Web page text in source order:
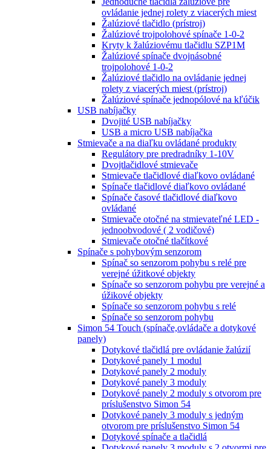
ovládanie jednej rolety z viacerých miest
Žalúziové tlačidlo (prístroj)
Žalúziové trojpolohové spínače 1-0-2
Kryty k žalúziovému tlačidlu SZP1M
Žalúziové spínače dvojnásobné
trojpolohové 1-0-2
Žalúziové tlačidlo na ovládanie jednej
rolety z viacerých miest (prístroj)
Žalúziové spínače jednopólové na kľúčik
USB nabíjačky
Dvojité USB nabíjačky
USB a micro USB nabíjačka
Stmievače a na diaľku ovládané produkty
Regulátory pre predradníky 1-10V
Dvojtlačidlové stmievače
Stmievače tlačidlové diaľkovo ovládané
Spínače tlačidlové diaľkovo ovládané
Spínače časové tlačidlové diaľkovo
ovládané
Stmievače otočné na stmievateľné LED -
jednoobvodové ( 2 vodičové)
Stmievače otočné tlačítkové
Spínače s pohybovým senzorom
Spínač so senzorom pohybu s relé pre
verejné úžitkové objekty
Spínače so senzorom pohybu pre verejné a
úžikové objekty
Spínače so senzorom pohybu s relé
Spínače so senzorom pohybu
Simon 54 Touch (spínače,ovládače a dotykové
panely)
Dotykové tlačidlá pre ovládanie žalúzií
Dotykové panely 1 modul
Dotykové panely 2 moduly
Dotykové panely 3 moduly
Dotykové panely 2 moduly s otvorom pre
príslušenstvo Simon 54
Dotykové panely 3 moduly s jedným
otvorom pre príslušenstvo Simon 54
Dotykové spínače a tlačidlá